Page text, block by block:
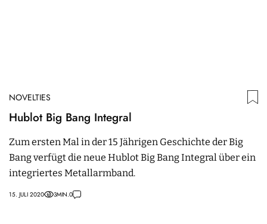
NOVELTIES
Hublot Big Bang Integral
Zum ersten Mal in der 15 Jährigen Geschichte der Big
Bang verfügt die neue Hublot Big Bang Integral über ein
integriertes Metallarmband.
15. JULI 2020 3MIN.0